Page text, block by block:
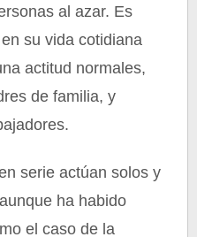
al azar. Es
su vida cotidiana
actitud normales,
de familia, y
serie actúan solos y
ha habido
el caso de la